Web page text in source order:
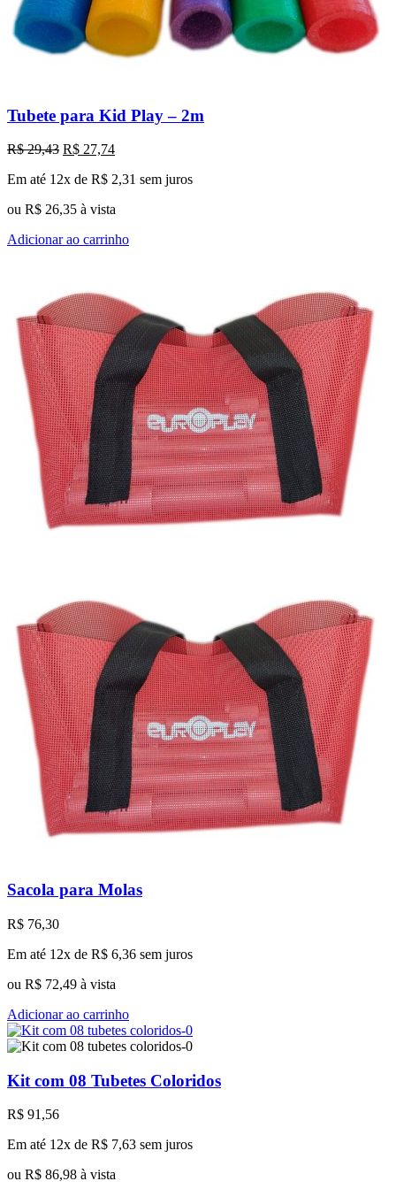
Tubete para Kid Play – 2m
R$29,43 O
original
R$ 29,43.
R$ 27,74O
atual
R$ 27,74.
Em até 12x de R$ 2,31 sem juros
ou R$ 26,35 à vista
Adicionar ao carrinho
Sacola para Molas
R$ 76,30
Em até 12x de R$ 6,36 sem juros
ou R$ 72,49 à vista
Adicionar ao carrinho
Kit com 08 Tubetes Coloridos
R$ 91,56
Em até 12x de R$ 7,63 sem juros
ou R$ 86,98 à vista